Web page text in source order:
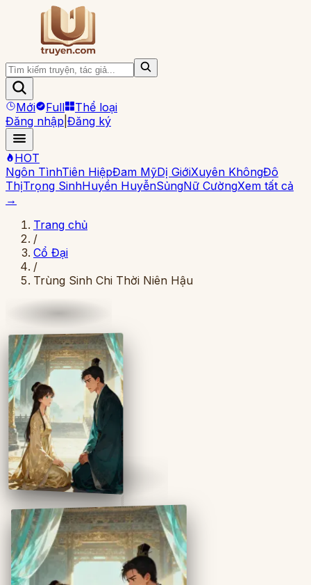
Mới Full
Thể loại
Đăng nhập Đăng ký
HOT
Ngôn TìnhTiên HiệpĐam MỹDị GiớiXuyên KhôngĐô
ThịTrọng SinhHuyền HuyễnSủngNữ CườngXem tất cả
→
Trang chủ
/
Cổ Đại
/
Trùng Sinh Chi Thời Niên Hậu